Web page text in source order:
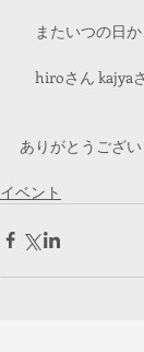
またいつの日か
hiroさん kajya
ありがとうござい
イベント